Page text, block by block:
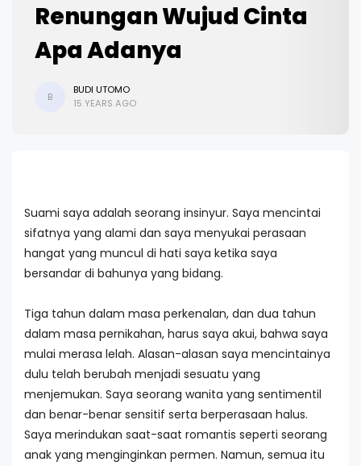
Renungan Wujud Cinta
Apa Adanya
B
BUDI UTOMO
15 YEARS AGO
Suami saya adalah seorang insinyur. Saya mencintai
sifatnya yang alami dan saya menyukai perasaan
hangat yang muncul di hati saya ketika saya
bersandar di bahunya yang bidang.
Tiga tahun dalam masa perkenalan, dan dua tahun
dalam masa pernikahan, harus saya akui, bahwa saya
mulai merasa lelah. Alasan-alasan saya mencintainya
dulu telah berubah menjadi sesuatu yang
menjemukan. Saya seorang wanita yang sentimentil
dan benar-benar sensitif serta berperasaan halus.
Saya merindukan saat-saat romantis seperti seorang
anak yang menginginkan permen. Namun, semua itu